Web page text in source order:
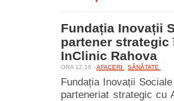
Fundația Inovații
partener strategic
InClinic Rahova
ORA 12.16 -AFACERI SĂNĂTATE
Fundația Inovații
parteneriat strategic cu